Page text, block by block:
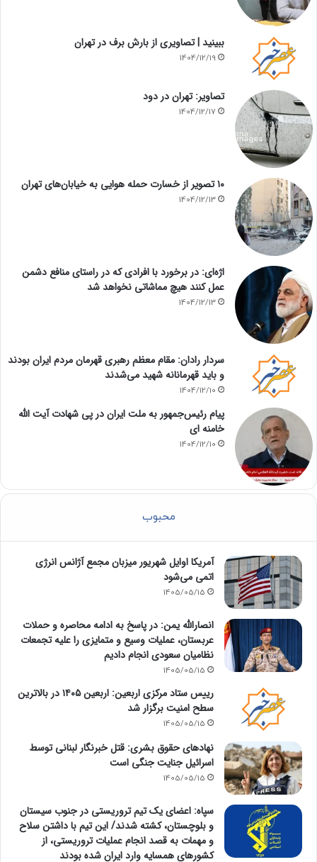
ببینید | تصاویری از بارش برف در تهران
1404/12/19
تصاویر: تهران در دود
1404/12/17
۱۰ تصویر از خسارت حمله هوایی به خیابان‌های تهران
1404/12/13
اژه‌ای: در برخورد با افرادی که در راستای منافع دشمن
عمل کنند هیچ مماشاتی نخواهد شد
1404/12/13
سردار رادان: مقام معظم رهبری قهرمان مردم ایران بودند
و باید قهرمانانه شهید می‌شدند
1404/12/10
پیام رئیس‌جمهور به ملت ایران در پی شهادت آیت الله
خامنه ای
1404/12/10
محبوب
آمریکا اوایل شهریور میزبان مجمع آژانس انرژی
اتمی می‌شود
1405/05/15
انصارالله یمن: در پاسخ به ادامه محاصره و حملات
عربستان، عملیات وسیع و متمایزی را علیه تجمعات
نظامیان سعودی انجام دادیم
1405/05/15
رییس ستاد مرکزی اربعین: اربعین ۱۴۰۵ در بالاترین
سطح امنیت برگزار شد
1405/05/15
نهادهای حقوق بشری: قتل خبرنگار لبنانی توسط
اسرائیل جنایت جنگی است
1405/05/15
سپاه: اعضای یک تیم تروریستی در جنوب سیستان
و بلوچستان، کشته شدند/ این تیم با داشتن سلاح
و مهمات به قصد انجام عملیات تروریستی، از
کشورهای همسایه وارد ایران شده بودند